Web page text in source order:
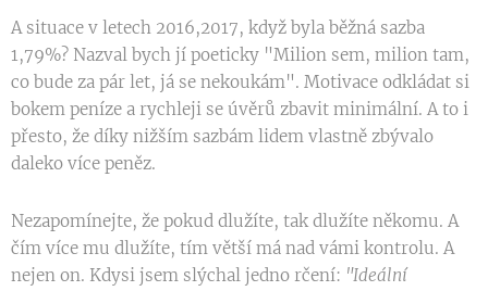
A situace v letech 2016,2017, když byla běžná sazba
1,79%? Nazval bych jí poeticky "Milion sem, milion tam,
co bude za pár let, já se nekoukám". Motivace odkládat si
bokem peníze a rychleji se úvěrů zbavit minimální. A to i
přesto, že díky nižším sazbám lidem vlastně zbývalo
daleko více peněz.
Nezapomínejte, že pokud dlužíte, tak dlužíte někomu. A
čím více mu dlužíte, tím větší má nad vámi kontrolu. A
nejen on. Kdysi jsem slýchal jedno rčení: "Ideální